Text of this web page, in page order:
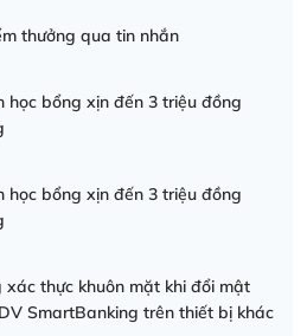
thưởng qua tin nhắn
học bổng xịn đến 3 triệu đồng
học bổng xịn đến 3 triệu đồng
thực khuôn mặt khi đổi mật
SmartBanking trên thiết bị khác